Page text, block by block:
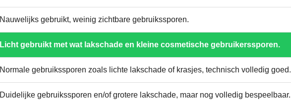
Nauwelijks gebruikt, weinig zichtbare gebruikssporen.
Licht gebruikt met wat lakschade en kleine cosmetische gebruikerssporen.
Normale gebruikssporen zoals lichte lakschade of krasjes, technisch volledig goed.
Duidelijke gebruikssporen en/of grotere lakschade, maar nog volledig bespeelbaar.